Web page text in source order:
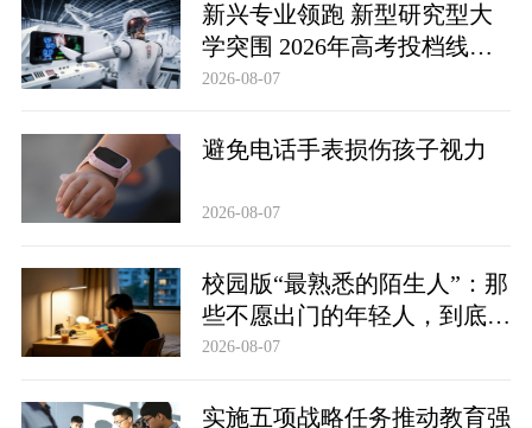
新兴专业领跑 新型研究型大
学突围 2026年高考投档线释
放哪些信号
2026-08-07
避免电话手表损伤孩子视力
2026-08-07
校园版“最熟悉的陌生人”：那
些不愿出门的年轻人，到底在
躲避什么？
2026-08-07
实施五项战略任务推动教育强